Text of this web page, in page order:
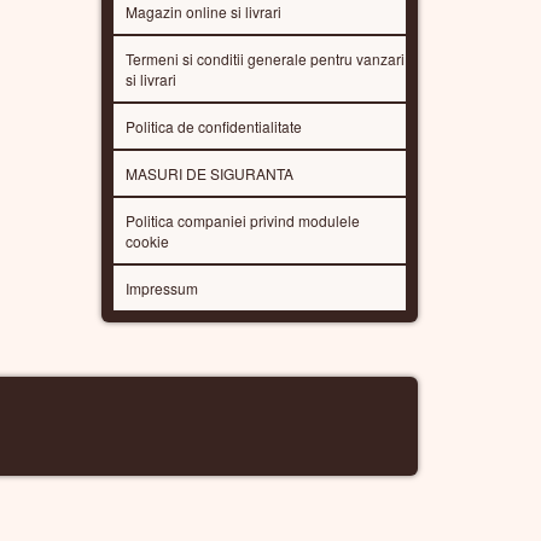
Magazin online si livrari
Termeni si conditii generale pentru vanzari
si livrari
Politica de confidentialitate
MASURI DE SIGURANTA
Politica companiei privind modulele
cookie
Impressum